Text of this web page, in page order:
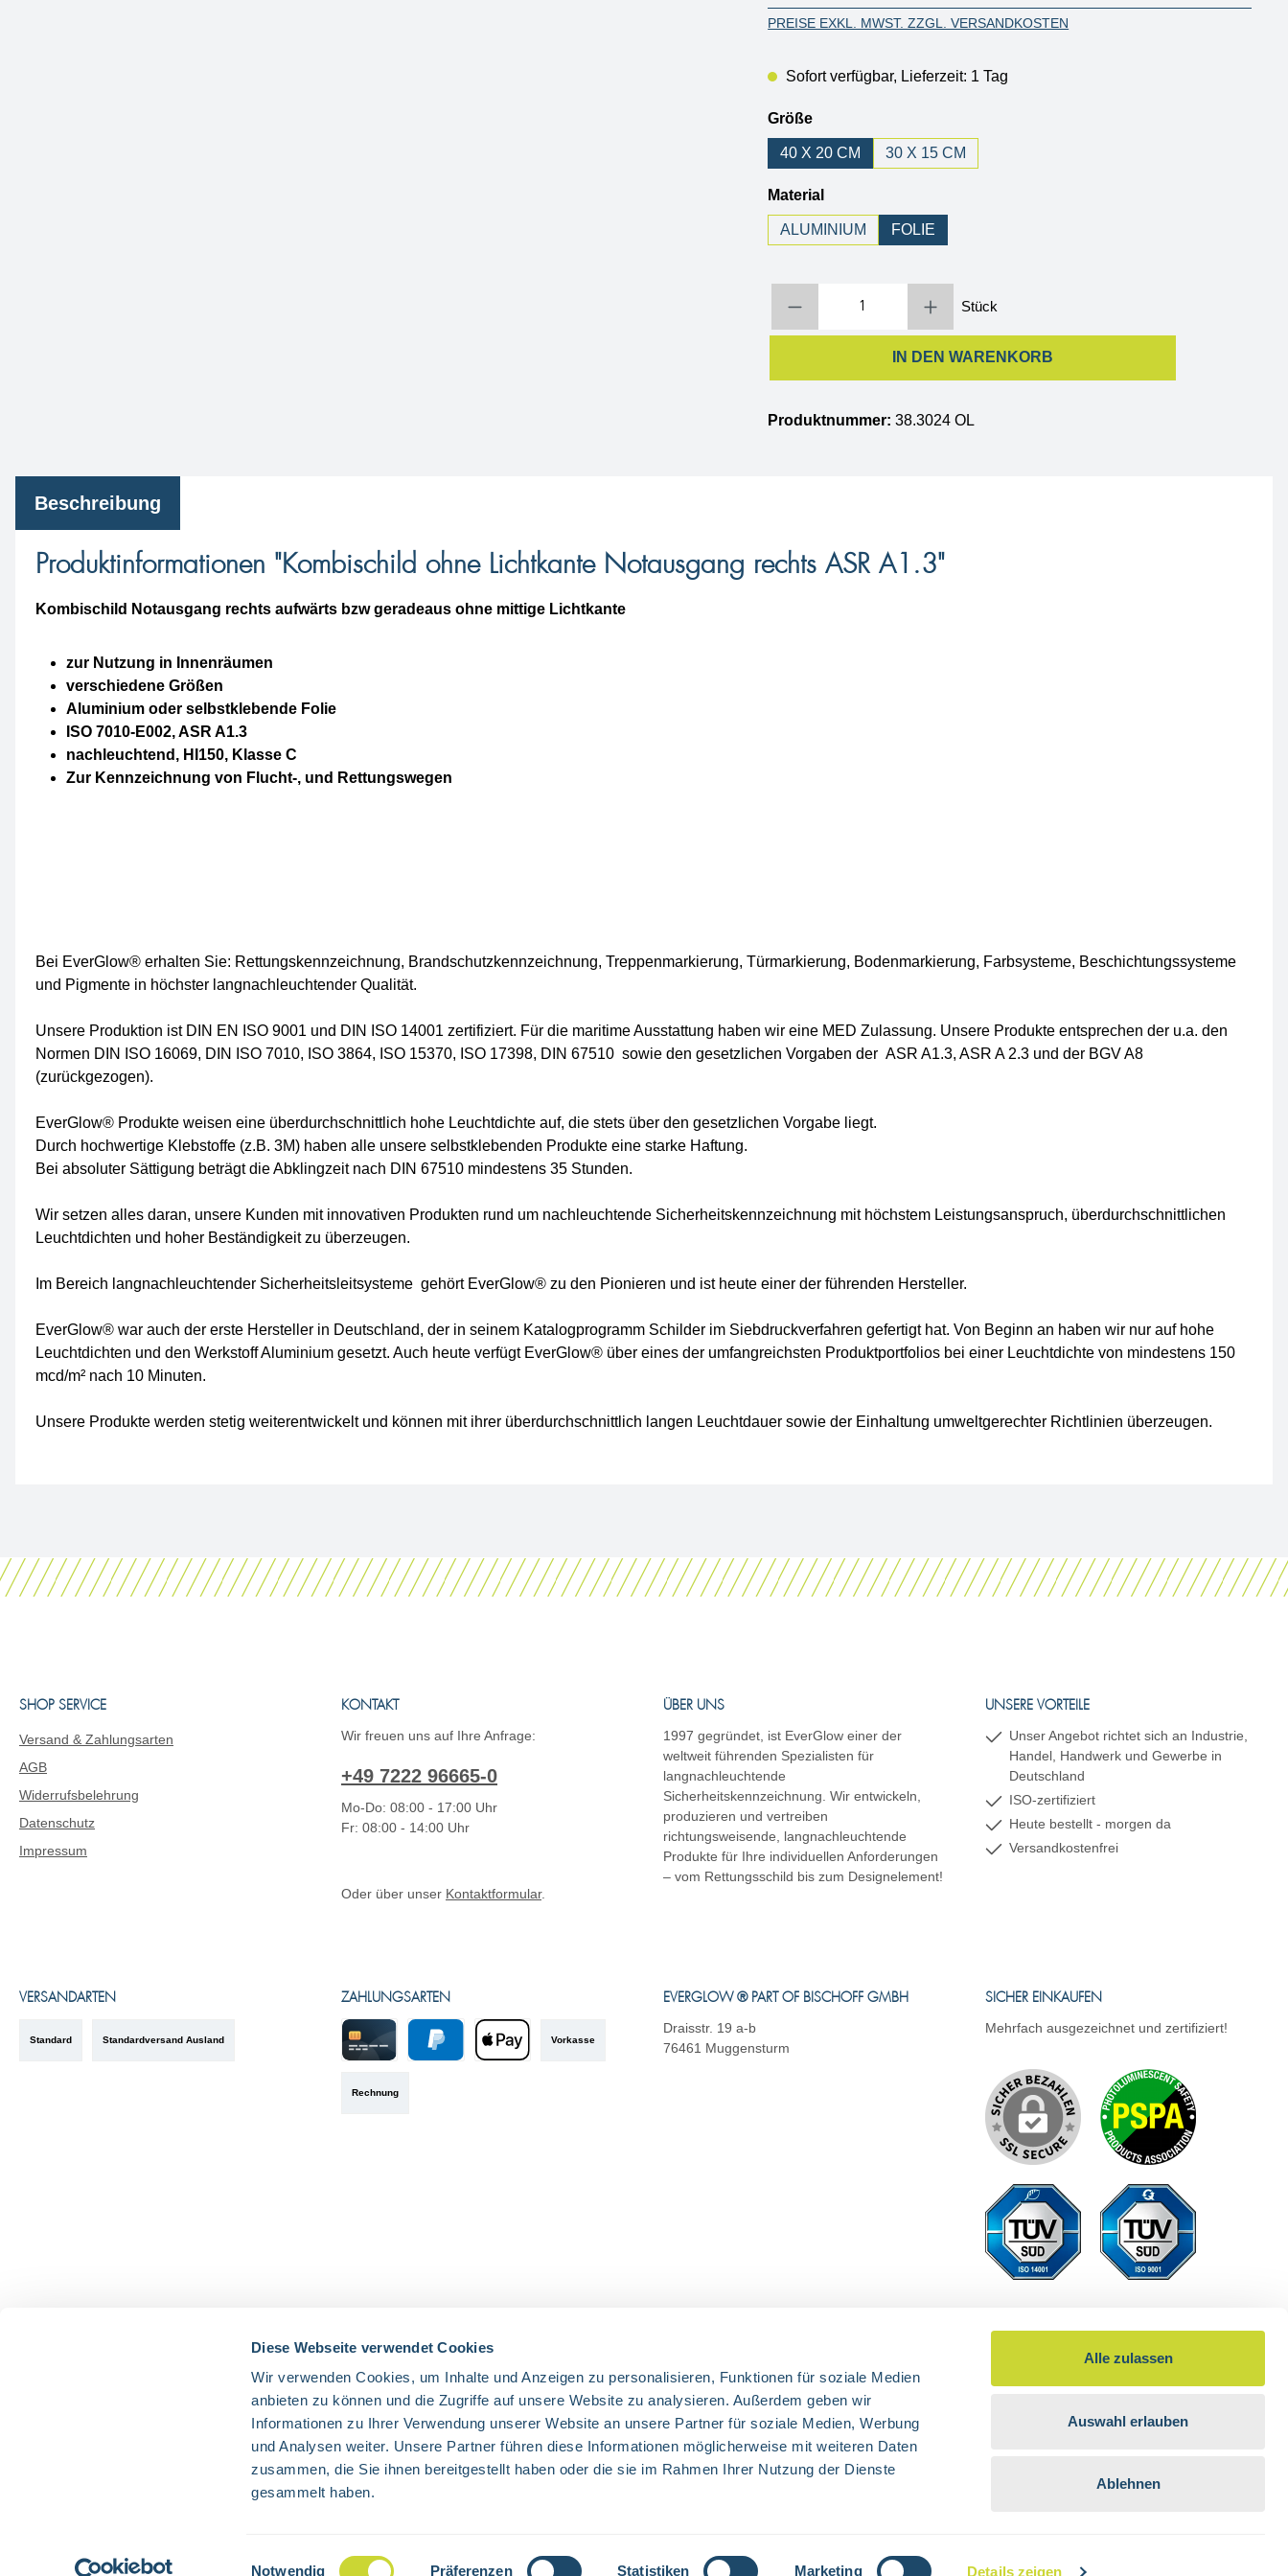
Diese Webseite verwendet Cookies
Wir verwenden Cookies, um Inhalte und Anzeigen zu personalisieren, Funktionen für soziale Medien
anbieten zu können und die Zugriffe auf unsere Website zu analysieren. Außerdem geben wir
Informationen zu Ihrer Verwendung unserer Website an unsere Partner für soziale Medien, Werbung
und Analysen weiter. Unsere Partner führen diese Informationen möglicherweise mit weiteren Daten
zusammen, die Sie ihnen bereitgestellt haben oder die sie im Rahmen Ihrer Nutzung der Dienste
gesammelt haben.
Einwilligungsauswahl
Notwendig Präferenzen Statistiken Marketing Details zeigen
Alle zulassen
Auswahl erlauben
Ablehnen
PREISE EXKL. MWST. ZZGL. VERSANDKOSTEN
Sofort verfügbar, Lieferzeit: 1 Tag
Größeauswählen
40 X 20 CM 30 X 15 CM
Materialauswählen
ALUMINIUM FOLIE
Stück
IN DEN WARENKORB
Produktnummer:38.3024 OL
Beschreibung
Produktinformationen "Kombischild ohne Lichtkante Notausgang rechts ASR A1.3"
Kombischild Notausgang rechts aufwärts bzw geradeaus ohne mittige Lichtkante
zur Nutzung in Innenräumen
verschiedene Größen
Aluminium oder selbstklebende Folie
ISO 7010-E002, ASR A1.3
nachleuchtend, HI150, Klasse C
Zur Kennzeichnung von Flucht-, und Rettungswegen
Bei EverGlow® erhalten Sie: Rettungskennzeichnung, Brandschutzkennzeichnung, Treppenmarkierung, Türmarkierung, Bodenmarkierung, Farbsysteme, Beschichtungssysteme
und Pigmente in höchster langnachleuchtender Qualität.
Unsere Produktion ist DIN EN ISO 9001 und DIN ISO 14001 zertifiziert. Für die maritime Ausstattung haben wir eine MED Zulassung. Unsere Produkte entsprechen der u.a. den
Normen DIN ISO 16069, DIN ISO 7010, ISO 3864, ISO 15370, ISO 17398, DIN 67510 sowie den gesetzlichen Vorgaben der ASR A1.3, ASR A 2.3 und der BGV A8
(zurückgezogen).
EverGlow® Produkte weisen eine überdurchschnittlich hohe Leuchtdichte auf, die stets über den gesetzlichen Vorgabe liegt.
Durch hochwertige Klebstoffe (z.B. 3M) haben alle unsere selbstklebenden Produkte eine starke Haftung.
Bei absoluter Sättigung beträgt die Abklingzeit nach DIN 67510 mindestens 35 Stunden.
Wir setzen alles daran, unsere Kunden mit innovativen Produkten rund um nachleuchtende Sicherheitskennzeichnung mit höchstem Leistungsanspruch, überdurchschnittlichen
Leuchtdichten und hoher Beständigkeit zu überzeugen.
Im Bereich langnachleuchtender Sicherheitsleitsysteme gehört EverGlow® zu den Pionieren und ist heute einer der führenden Hersteller.
EverGlow® war auch der erste Hersteller in Deutschland, der in seinem Katalogprogramm Schilder im Siebdruckverfahren gefertigt hat. Von Beginn an haben wir nur auf hohe
Leuchtdichten und den Werkstoff Aluminium gesetzt. Auch heute verfügt EverGlow® über eines der umfangreichsten Produktportfolios bei einer Leuchtdichte von mindestens 150
mcd/m² nach 10 Minuten.
Unsere Produkte werden stetig weiterentwickelt und können mit ihrer überdurchschnittlich langen Leuchtdauer sowie der Einhaltung umweltgerechter Richtlinien überzeugen.
SHOP SERVICE
Versand & Zahlungsarten
AGB
Widerrufsbelehrung
Datenschutz
Impressum
KONTAKT
Wir freuen uns auf Ihre Anfrage:
+49 7222 96665-0
Mo-Do: 08:00 - 17:00 Uhr
Fr: 08:00 - 14:00 Uhr
Oder über unser Kontaktformular.
ÜBER UNS
1997 gegründet, ist EverGlow einer der
weltweit führenden Spezialisten für
langnachleuchtende
Sicherheitskennzeichnung. Wir entwickeln,
produzieren und vertreiben
richtungsweisende, langnachleuchtende
Produkte für Ihre individuellen Anforderungen
– vom Rettungsschild bis zum Designelement!
UNSERE VORTEILE
Unser Angebot richtet sich an Industrie,
Handel, Handwerk und Gewerbe in
Deutschland
ISO-zertifiziert
Heute bestellt - morgen da
Versandkostenfrei
VERSANDARTEN
Standard Standardversand Ausland
ZAHLUNGSARTEN
Vorkasse
Rechnung
EVERGLOW ® PART OF BISCHOFF GMBH
Draisstr. 19 a-b
76461 Muggensturm
SICHER EINKAUFEN
Mehrfach ausgezeichnet und zertifiziert!
UNSERE COMMUNITIES
FacebookTwitter LinkedInWebsite
Alle Preise exkl. gesetzl. Mehrwertsteuer zzgl.Versandkosten und ggf. Nachnahmegebühren, wenn nicht anders angegeben.
© 2026 Everglow - Alle Rechte vorbehalten. Theme by ThemeWare®